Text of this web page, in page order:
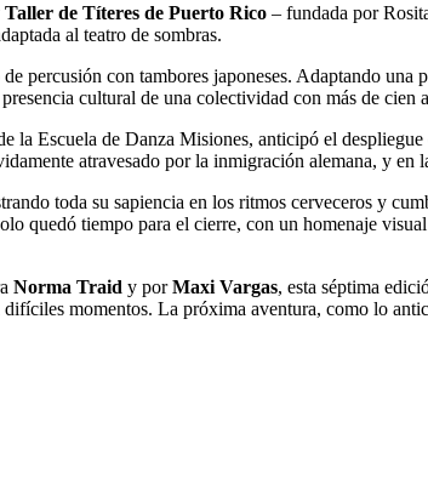
Taller de Títeres de Puerto Rico – fundada por
al teatro de sombras.
percusión con tambores japoneses. Adaptando una
cultural de una colectividad con más de cien
la Escuela de Danza Misiones, anticipó el despliegue
atravesado por la inmigración alemana, y
toda su sapiencia en los ritmos cerveceros y
quedó tiempo para el cierre, con un homenaje
Norma Traid y porMaxi Vargas, esta séptima
momentos. La próxima aventura, como lo